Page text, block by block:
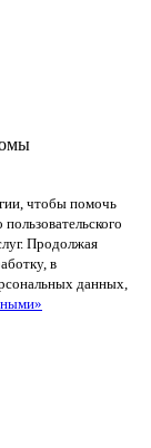
чтобы помочь
Продолжая
в
данных,